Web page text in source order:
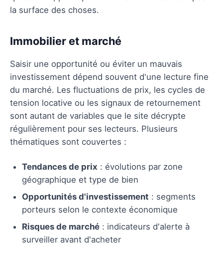
la surface des choses.
Immobilier et marché
Saisir une opportunité ou éviter un mauvais
investissement dépend souvent d'une lecture fine
du marché. Les fluctuations de prix, les cycles de
tension locative ou les signaux de retournement
sont autant de variables que le site décrypte
régulièrement pour ses lecteurs. Plusieurs
thématiques sont couvertes :
Tendances de prix : évolutions par zone
géographique et type de bien
Opportunités d'investissement : segments
porteurs selon le contexte économique
Risques de marché : indicateurs d'alerte à
surveiller avant d'acheter